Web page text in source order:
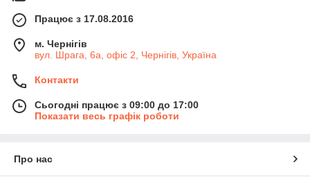
Працює з 17.08.2016
м. Чернігів
вул. Шрага, 6а, офіс 2, Чернігів, Україна
Контакти
Сьогодні працює з 09:00 до 17:00
Показати весь графік роботи
Про нас